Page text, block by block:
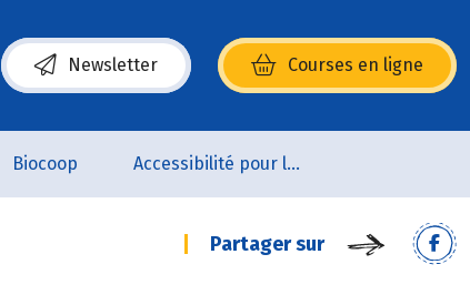
Newsletter Courses en ligne
(s’ouvre dans une nouvelle fenêtre)
Biocoop Accessibilité pour les personnes en situation de handicap
Partager sur